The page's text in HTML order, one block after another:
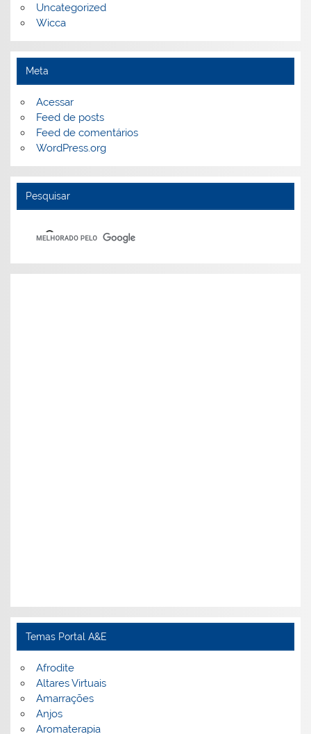
Uncategorized
Wicca
Meta
Acessar
Feed de posts
Feed de comentários
WordPress.org
Pesquisar
Temas Portal A&E
Afrodite
Altares Virtuais
Amarrações
Anjos
Aromaterapia